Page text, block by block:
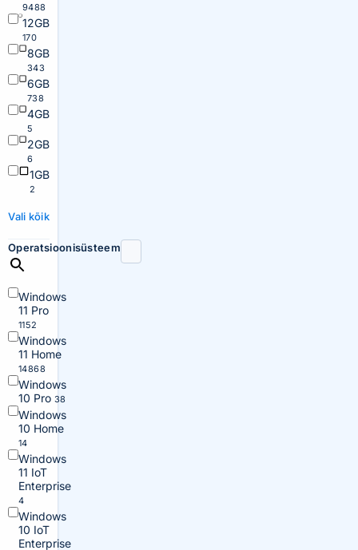
9488
12GB
170
8GB
343
6GB
738
4GB
5
2GB
6
1GB
2
Vali kõik
Operatsioonisüsteem
Windows
11 Pro
1152
Windows
11 Home
14868
Windows
10 Pro 38
Windows
10 Home
14
Windows
11 IoT
Enterprise
4
Windows
10 IoT
Enterprise